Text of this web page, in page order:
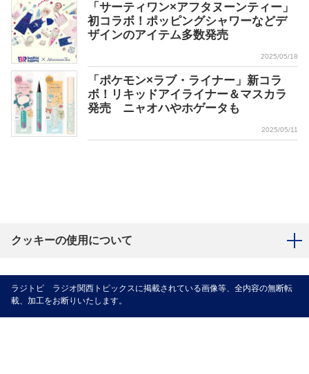
「サーティワン×アフタヌーンティー」
初コラボ！ポッピングシャワーなどデ
ザインのアイテム多数発売
2025/05/18
「ポケモン×ラブ・ライナー」新コラ
ボ！リキッドアイライナー＆マスカラ
発売 ニャオハやホゲータも
2025/05/11
クッキーの使用について
ラジトピ ラジオ関西トピックスに掲載されている画像等、全内容の無断転
載、加工をお断りいたします。